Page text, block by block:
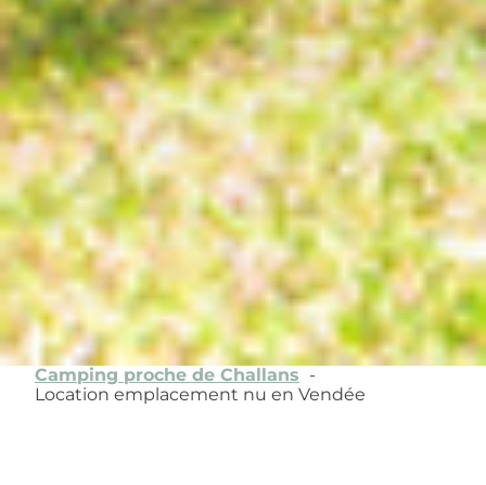
Camping proche de Challans
Location emplacement nu en Vendée